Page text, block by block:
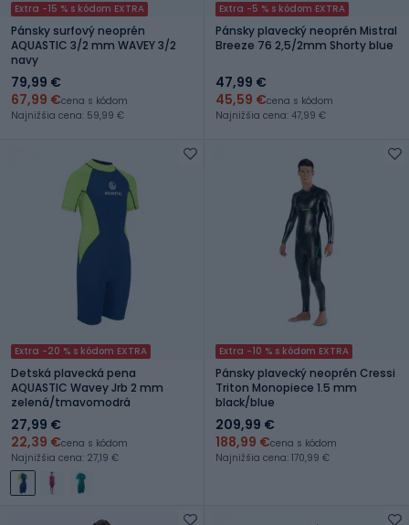
Extra -15 % s kódom EXTRA
Pánsky surfový neoprén
AQUASTIC 3/2 mm WAVEY 3/2
navy
79,99 €
67,99 €cena s kódom
Najnižšia cena: 59,99 €
Extra -5 % s kódom EXTRA
Pánsky plavecký neoprén Mistral
Breeze 76 2,5/2mm Shorty blue
47,99 €
45,59 €cena s kódom
Najnižšia cena: 47,99 €
Extra -20 % s kódom EXTRA
Detská plavecká pena
AQUASTIC Wavey Jrb 2 mm
zelená/tmavomodrá
27,99 €
22,39 €cena s kódom
Najnižšia cena: 27,19 €
Extra -10 % s kódom EXTRA
Pánsky plavecký neoprén Cressi
Triton Monopiece 1.5 mm
black/blue
209,99 €
188,99 €cena s kódom
Najnižšia cena: 170,99 €